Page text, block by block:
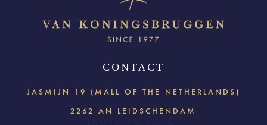
CONTACT
JASMIJN 19 (MALL OF THE NETHERLANDS)
2262 AN LEIDSCHENDAM